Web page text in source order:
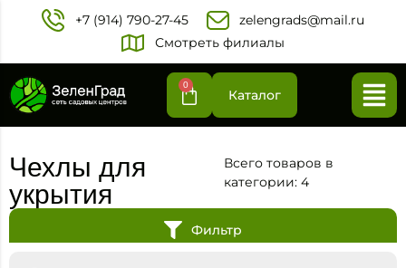
+7 (914) 790-27-45‬
zelengrads@mail.ru
Смотреть филиалы
0
Каталог
Чехлы для
укрытия
Всего товаров в
категории: 4
Фильтр